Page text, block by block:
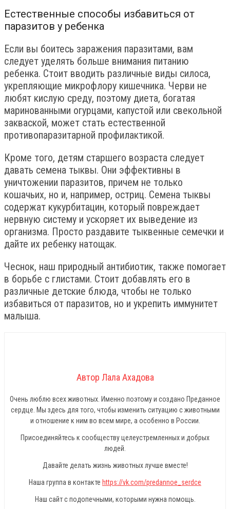
Естественные способы избавиться от
паразитов у ребенка
Если вы боитесь заражения паразитами, вам
следует уделять больше внимания питанию
ребенка. Стоит вводить различные виды силоса,
укрепляющие микрофлору кишечника. Черви не
любят кислую среду, поэтому диета, богатая
маринованными огурцами, капустой или свекольной
закваской, может стать естественной
противопаразитарной профилактикой.
Кроме того, детям старшего возраста следует
давать семена тыквы. Они эффективны в
уничтожении паразитов, причем не только
кошачьих, но и, например, остриц. Семена тыквы
содержат кукурбитацин, который повреждает
нервную систему и ускоряет их выведение из
организма. Просто раздавите тыквенные семечки и
дайте их ребенку натощак.
Чеснок, наш природный антибиотик, также помогает
в борьбе с глистами. Стоит добавлять его в
различные детские блюда, чтобы не только
избавиться от паразитов, но и укрепить иммунитет
малыша.
Автор Лала Ахадова
Очень люблю всех животных. Именно поэтому и создано Преданное
сердце. Мы здесь для того, чтобы изменить ситуацию с животными
и отношение к ним во всем мире, а особенно в России.
Присоединяйтесь к сообществу целеустремленных и добрых
людей.
Давайте делать жизнь животных лучше вместе!
Наша группа в контакте https://vk.com/predannoe_serdce
Наш сайт с подопечными, которыми нужна помощь.